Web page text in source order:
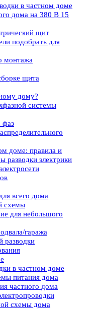
в частном доме
дома на 380 В 15
щит
подобрать для
монтажа
щита
дому?
системы
фаз
доме: правила и
разводки электрики
всего дома
схемы
для небольшого
гаража
разводки
в частном доме
питания дома
частного дома
схемы дома